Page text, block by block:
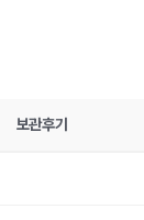
보관후기